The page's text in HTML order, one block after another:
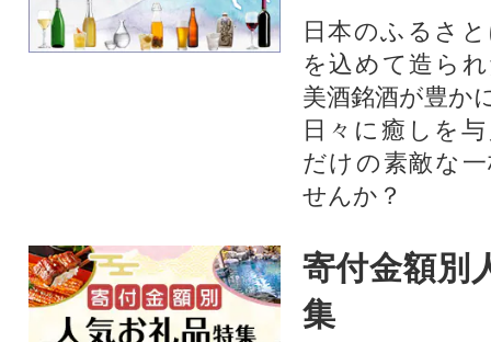
日本のふるさ
を込めて造ら
美酒銘酒が豊か
日々に癒しを
だけの素敵な
せんか？
寄付金額別
集